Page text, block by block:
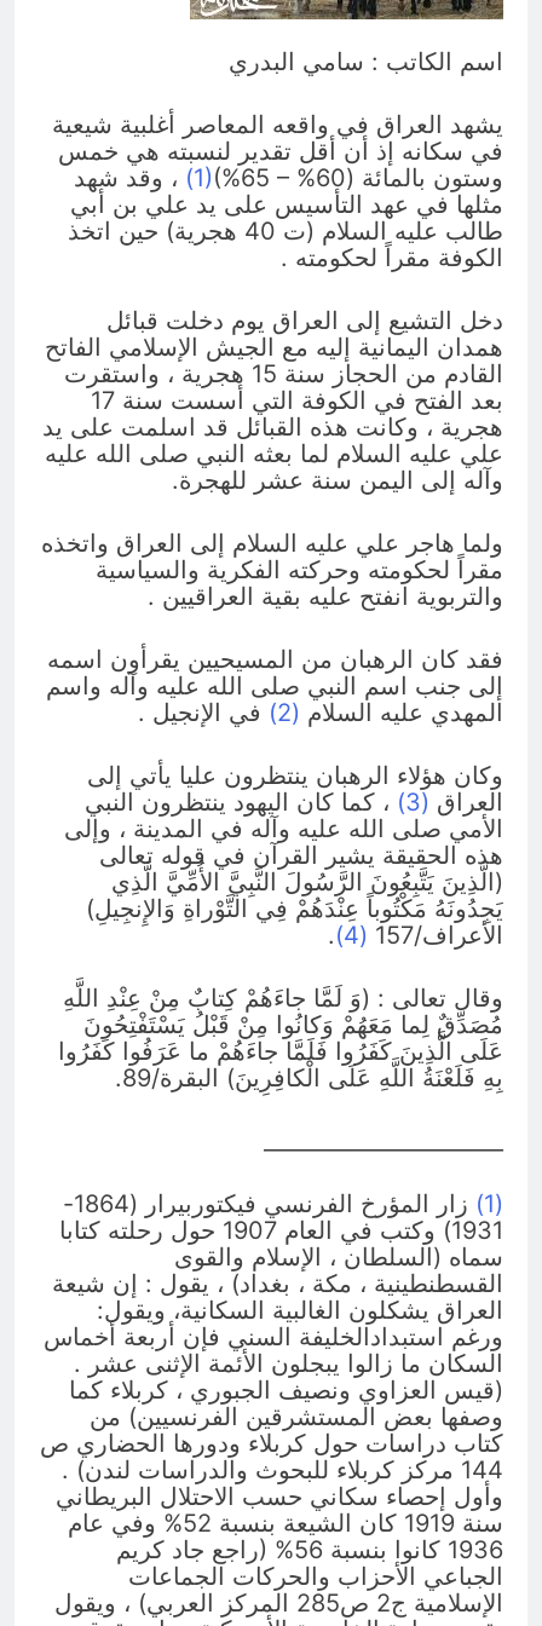
النووي الجديد لتحجيم دور إيران وفصائلها
اشهر لوحة عالمية للموت / راي
الفلسفة التجريدية للانسان
13 ساعة Ago
اسم الكاتب : سامي البدري
يشهد العراق في واقعه المعاصر أغلبية شيعية
في سكانه إذ أن أقل تقدير لنسبته هي خمس
وستون بالمائة (60% – 65%)
(1)
، وقد شهد
مثلها في عهد التأسيس على يد علي بن أبي
طالب عليه السلام (ت 40 هجرية) حين اتخذ
الكوفة مقراً لحكومته .
دخل التشيع إلى العراق يوم دخلت قبائل
همدان اليمانية إليه مع الجيش الإسلامي الفاتح
القادم من الحجاز سنة 15 هجرية ، واستقرت
بعد الفتح في الكوفة التي أسست سنة 17
هجرية ، وكانت هذه القبائل قد اسلمت على يد
علي عليه السلام لما بعثه النبي صلى الله عليه
وآله إلى اليمن سنة عشر للهجرة.
ولما هاجر علي عليه السلام إلى العراق واتخذه
مقراً لحكومته وحركته الفكرية والسياسية
والتربوية انفتح عليه بقية العراقيين .
فقد كان الرهبان من المسيحيين يقرأون اسمه
إلى جنب اسم النبي صلى الله عليه وآله واسم
المهدي عليه السلام (2) في الإنجيل .
وكان هؤلاء الرهبان ينتظرون عليا يأتي إلى
العراق (3)
، كما كان اليهود ينتظرون النبي
الأمي صلى الله عليه وآله في المدينة ، وإلى
هذه الحقيقة يشير القرآن في قوله تعالى
(الَّذِينَ يَتَّبِعُونَ الرَّسُولَ النَّبِيَّ الأُمِّيَّ الَّذِي
يَجِدُونَهُ مَكْتُوباً عِنْدَهُمْ فِي التَّوْراةِ وَالإِنجِيلِ)
الأعراف/157
(4)
.
وقال تعالى : (وَ لَمَّا جاءَهُمْ كِتابٌ مِنْ عِنْدِ اللَّهِ
مُصَدِّقٌ لِما مَعَهُمْ وَكانُوا مِنْ قَبْلُ يَسْتَفْتِحُونَ
عَلَى الَّذِينَ كَفَرُوا فَلَمَّا جاءَهُمْ ما عَرَفُوا كَفَرُوا
بِهِ فَلَعْنَةُ اللَّهِ عَلَى الْكافِرِينَ) البقرة/89.
(1)
زار المؤرخ الفرنسي فيكتوربيرار (1864-
1931) وكتب في العام 1907 حول رحلته كتابا
سماه (السلطان ، الإسلام والقوى
القسطنطينية ، مكة ، بغداد) ، يقول : إن شيعة
العراق يشكلون الغالبية السكانية، ويقول:
ورغم استبدادالخليفة السني فإن أربعة أخماس
السكان ما زالوا يبجلون الأئمة الإثنى عشر .
(قيس العزاوي ونصيف الجبوري ، كربلاء كما
وصفها بعض المستشرقين الفرنسيين) من
كتاب دراسات حول كربلاء ودورها الحضاري ص
144 مركز كربلاء للبحوث والدراسات لندن) .
وأول إحصاء سكاني حسب الاحتلال البريطاني
سنة 1919 كان الشيعة بنسبة 52% وفي عام
1936 كانوا بنسبة 56% (راجع جاد كريم
الجباعي الأحزاب والحركات الجماعات
الإسلامية ج2 ص285 المركز العربي) ، ويقول